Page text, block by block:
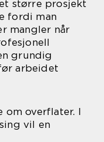
større prosjekt
fordi man
mangler når
grundig
arbeidet
om overflater. I
vil en